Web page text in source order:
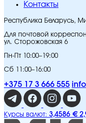
Контакты
Республика Беларусь,
Для почтовой
ул. Сторожовская 6
Пн-Пт 10:00–19:00
Сб 11:00–16:00
+375 17 3 666 555
Курсы валют: 3,4586 €